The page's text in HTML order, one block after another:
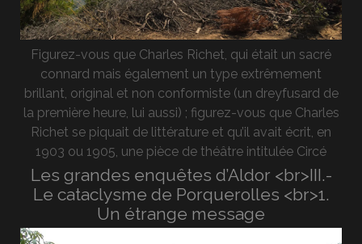
Figurez-vous que Charles Richet, qui était un sacré
connard mais également un type extrêmement
brillant, original et non conformiste (un dreyfusard de
la première heure, lui aussi) ; figurez-vous que Charles
Richet se piquait de littérature et qu’il avait écrit, en
1903 ou 1905, une pièce de théâtre intitulée Circé
Les grandes enquêtes d’Aldor <br>III.-
Le cataclysme de Porquerolles <br>1.
Un étrange message